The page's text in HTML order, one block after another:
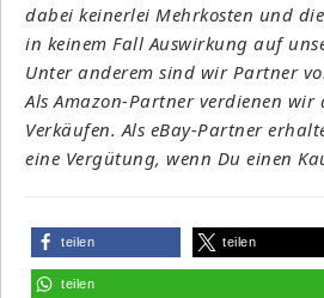
dabei keinerlei Mehrkosten und
in keinem Fall Auswirkung auf
Unter anderem sind wir Partner
Als Amazon-Partner verdienen
Verkäufen. Als eBay-Partner
eine Vergütung, wenn Du einen
teilen teilen
teilen